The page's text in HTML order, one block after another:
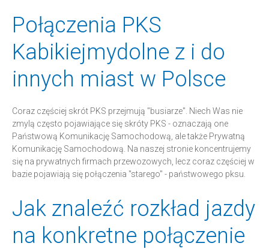
Połączenia PKS
Kabikiejmydolne z i do
innych miast w Polsce
Coraz częściej skrót PKS przejmują "busiarze". Niech Was nie
zmylą często pojawiające się skróty PKS - oznaczają one
Państwową Komunikację Samochodową, ale także Prywatną
Komunikację Samochodową. Na naszej stronie koncentrujemy
się na prywatnych firmach przewozowych, lecz coraz częściej w
bazie pojawiają się połączenia "starego" - państwowego pksu.
Jak znaleźć rozkład jazdy
na konkretne połączenie